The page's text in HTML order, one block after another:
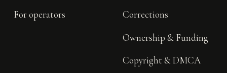
For operators Corrections
Ownership & Funding
Copyright & DMCA